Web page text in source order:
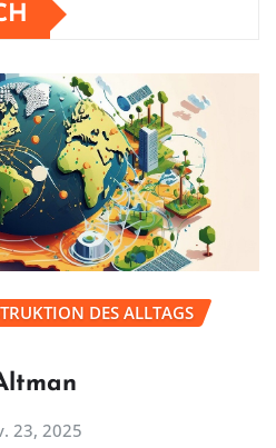
DES ALLTAGS
23, 2025